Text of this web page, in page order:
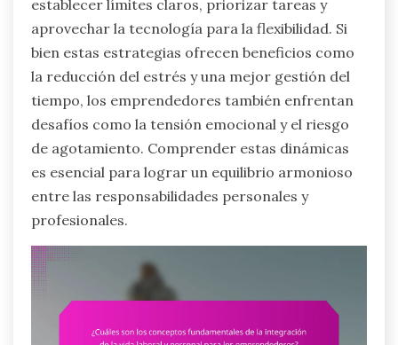
establecer límites claros, priorizar tareas y
aprovechar la tecnología para la flexibilidad. Si
bien estas estrategias ofrecen beneficios como
la reducción del estrés y una mejor gestión del
tiempo, los emprendedores también enfrentan
desafíos como la tensión emocional y el riesgo
de agotamiento. Comprender estas dinámicas
es esencial para lograr un equilibrio armonioso
entre las responsabilidades personales y
profesionales.